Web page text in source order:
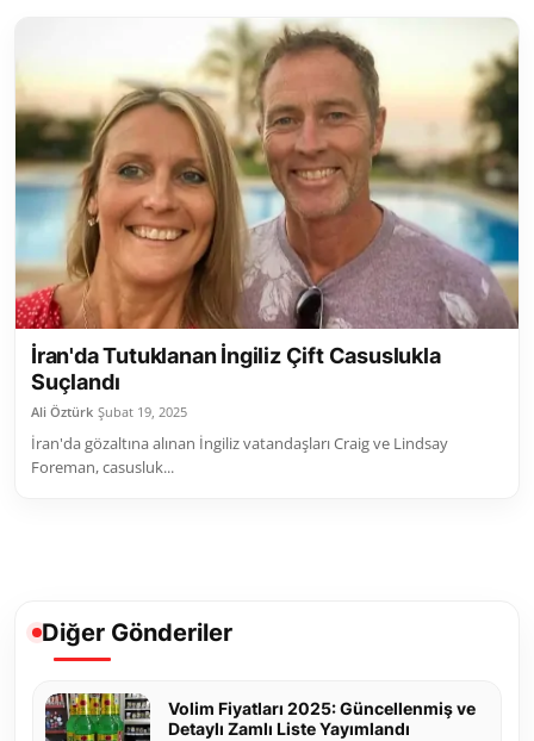
Mülki İdare
Toplum ve Yaşam
Sivil Toplum Kuruluşları
Kamu Kurumları ve Üst Kurullar
Resmi Reklamlar
İran'da Tutuklanan İngiliz Çift Casuslukla
Suçlandı
Ali Öztürk Şubat 19, 2025
İran'da gözaltına alınan İngiliz vatandaşları Craig ve Lindsay
Foreman, casusluk...
Diğer Gönderiler
Volim Fiyatları 2025: Güncellenmiş ve
Detaylı Zamlı Liste Yayımlandı